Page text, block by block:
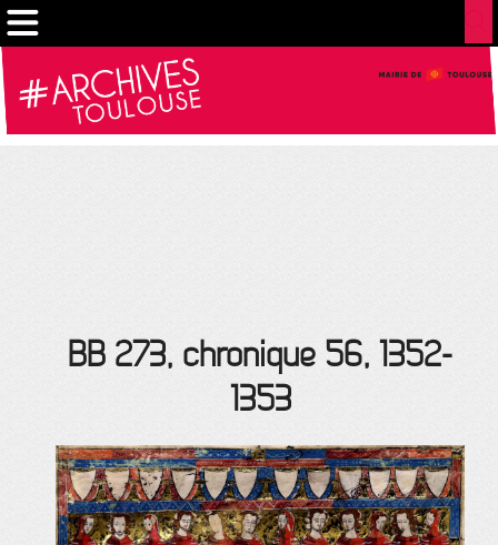
BB 273, chronique 56, 1352-
1353
Gestion de vos préférences sur les cookies